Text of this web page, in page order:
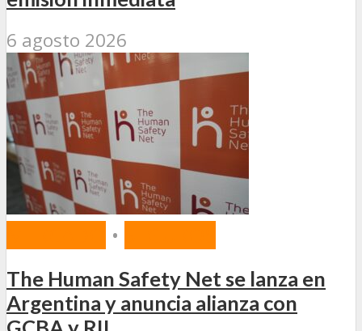
6 agosto 2026
•
The Human Safety Net se lanza en
Argentina y anuncia alianza con